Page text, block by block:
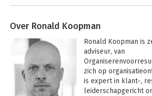
Over Ronald Koopman
Ronald Koopman is
adviseur, van
zich op
is expert in klant-,
leiderschapgericht